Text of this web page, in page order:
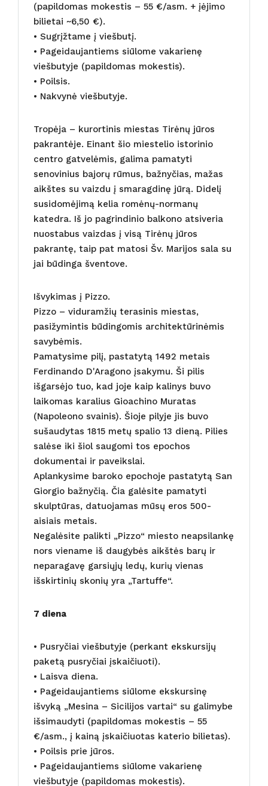
(papildomas mokestis – 55 €/asm. + įėjimo
bilietai ~6,50 €).
• Sugrįžtame į viešbutį.
• Pageidaujantiems siūlome vakarienę
viešbutyje (papildomas mokestis).
• Poilsis.
• Nakvynė viešbutyje.
Tropėja – kurortinis miestas Tirėnų jūros
pakrantėje. Einant šio miestelio istorinio
centro gatvelėmis, galima pamatyti
senovinius bajorų rūmus, bažnyčias, mažas
aikštes su vaizdu į smaragdinę jūrą. Didelį
susidomėjimą kelia romėnų-normanų
katedra. Iš jo pagrindinio balkono atsiveria
nuostabus vaizdas į visą Tirėnų jūros
pakrantę, taip pat matosi Šv. Marijos sala su
jai būdinga šventove.
Išvykimas į Pizzo.
Pizzo – viduramžių terasinis miestas,
pasižymintis būdingomis architektūrinėmis
savybėmis.
Pamatysime pilį, pastatytą 1492 metais
Ferdinando D'Aragono įsakymu. Ši pilis
išgarsėjo tuo, kad joje kaip kalinys buvo
laikomas karalius Gioachino Muratas
(Napoleono svainis). Šioje pilyje jis buvo
sušaudytas 1815 metų spalio 13 dieną. Pilies
salėse iki šiol saugomi tos epochos
dokumentai ir paveikslai.
Aplankysime baroko epochoje pastatytą San
Giorgio bažnyčią. Čia galėsite pamatyti
skulptūras, datuojamas mūsų eros 500-
aisiais metais.
Negalėsite palikti „Pizzo“ miesto neapsilankę
nors viename iš daugybės aikštės barų ir
neparagavę garsiųjų ledų, kurių vienas
išskirtinių skonių yra „Tartuffe“.
7 diena
• Pusryčiai viešbutyje (perkant ekskursijų
paketą pusryčiai įskaičiuoti).
• Laisva diena.
• Pageidaujantiems siūlome ekskursinę
išvyką „Mesina – Sicilijos vartai“ su galimybe
išsimaudyti (papildomas mokestis – 55
€/asm., į kainą įskaičiuotas katerio bilietas).
• Poilsis prie jūros.
• Pageidaujantiems siūlome vakarienę
viešbutyje (papildomas mokestis).